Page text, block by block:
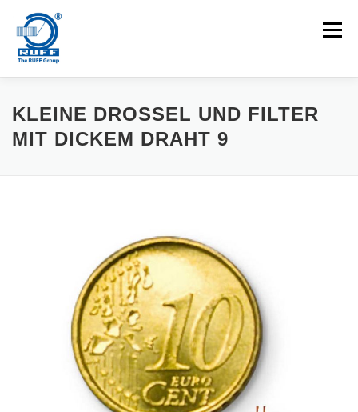
Menü
ANWENDUNGEN MASCHINEN KARRIEREN
KLEINE DROSSEL UND FILTER
MIT DICKEM DRAHT 9